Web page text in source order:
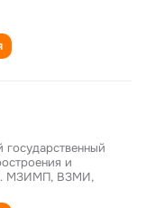
и
МЗИМП, ВЗМИ,